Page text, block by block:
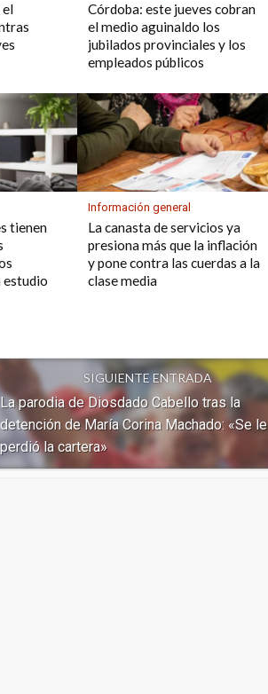
el
Córdoba: este jueves cobran
el medio aguinaldo los
jubilados provinciales y los
empleados públicos
tienen
estudio
Información general
La canasta de servicios ya
presiona más que la inflación
y pone contra las cuerdas a la
clase media
SIGUIENTE ENTRADA
La parodia de Diosdado Cabello tras la
detención de María Corina Machado: «Se le
perdió la cartera»